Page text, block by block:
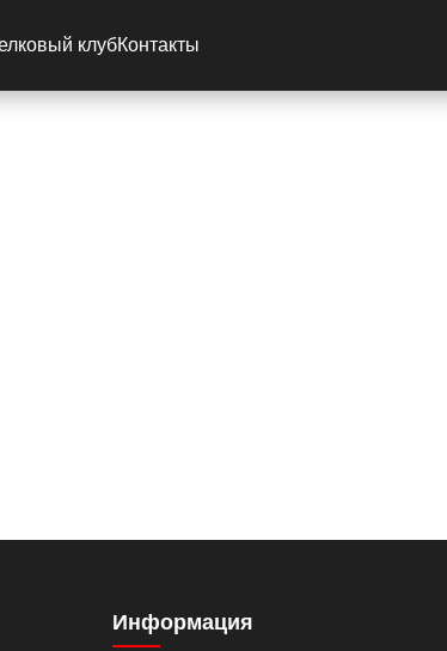
клубКонтакты
Информация